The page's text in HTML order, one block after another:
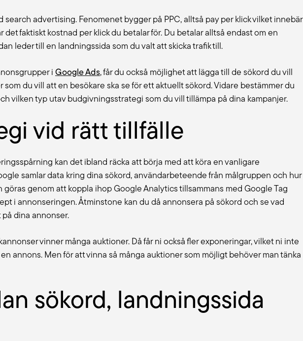
advertising. Fenomenet bygger på PPC, alltså pay per klick vilket innebär
det faktiskt kostnad per klick du betalar för. Du betalar alltså endast om en
leder till en landningssida som du valt att skicka trafik till.
i Google Ads, får du också möjlighet att lägga till de sökord du vill
som du vill att en besökare ska se för ett aktuellt sökord. Vidare bestämmer du
vilken typ utav budgivningsstrategi som du vill tillämpa på dina kampanjer.
vid rätt tillfälle
kan det ibland räcka att börja med att köra en vanligare
samlar data kring dina sökord, användarbeteende från målgruppen och hur
genom att koppla ihop Google Analytics tillsammans med Google Tag
i annonseringen. Åtminstone kan du då annonsera på sökord och se vad
på dina annonser.
vinner många auktioner. Då får ni också fler exponeringar, vilket ni inte
annons. Men för att vinna så många auktioner som möjligt behöver man tänka
sökord, landningssida